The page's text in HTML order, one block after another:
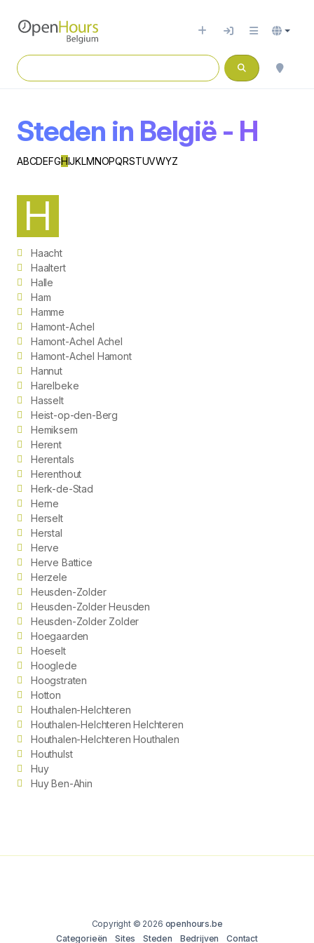
Steden in België - H
ABCDEFGHIJKLMNOPQRSTUVWYZ
H
Haacht
Haaltert
Halle
Ham
Hamme
Hamont-Achel
Hamont-Achel Achel
Hamont-Achel Hamont
Hannut
Harelbeke
Hasselt
Heist-op-den-Berg
Hemiksem
Herent
Herentals
Herenthout
Herk-de-Stad
Herne
Herselt
Herstal
Herve
Herve Battice
Herzele
Heusden-Zolder
Heusden-Zolder Heusden
Heusden-Zolder Zolder
Hoegaarden
Hoeselt
Hooglede
Hoogstraten
Hotton
Houthalen-Helchteren
Houthalen-Helchteren Helchteren
Houthalen-Helchteren Houthalen
Houthulst
Huy
Huy Ben-Ahin
Copyright © 2026 openhours.be
Categorieën
Sites Steden Bedrijven Contact